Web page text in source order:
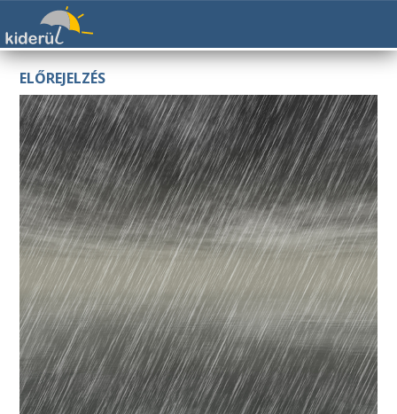
ELŐREJELZÉS